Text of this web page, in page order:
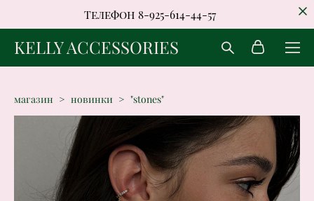
Телефон 8-925-614-44-57
KELLY ACCESSORIES
магазин > новинки > "stones"